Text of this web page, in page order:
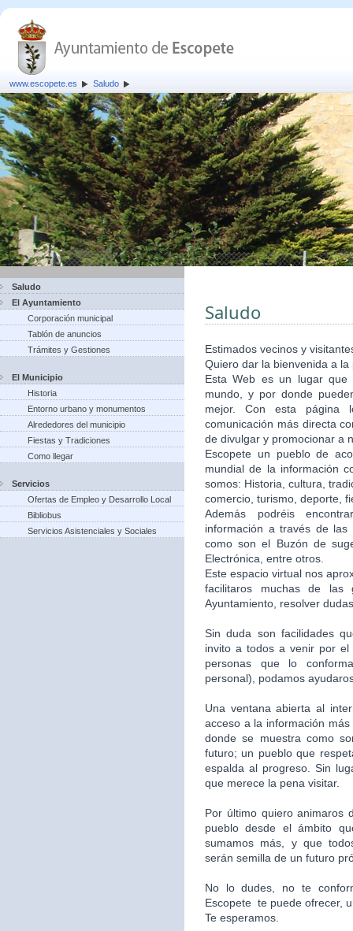
www.escopete.es Saludo
Saludo
El Ayuntamiento
Corporación municipal
Tablón de anuncios
Trámites y Gestiones
El Municipio
Historia
Entorno urbano y monumentos
Alrededores del municipio
Fiestas y Tradiciones
Como llegar
Servicios
Ofertas de Empleo y Desarrollo Local
Bibliobus
Servicios Asistenciales y Sociales
Saludo
Estimados vecinos y
Quiero dar la bienvenida a
Esta Web es un lugar
mundo, y por donde
mejor. Con esta página
comunicación más directa
de divulgar y promocionar a
Escopete un pueblo de
mundial de la información
somos: Historia, cultura,
comercio, turismo, deporte,
Además podréis
información a través de
como son el Buzón de
Electrónica, entre otros.
Este espacio virtual nos
facilitaros muchas de
Ayuntamiento, resolver
Sin duda son facilidades
invito a todos a venir por
personas que lo
personal), podamos
Una ventana abierta al
acceso a la información
donde se muestra como
futuro; un pueblo que
espalda al progreso. Sin
que merece la pena visitar.
Por último quiero animaros
pueblo desde el ámbito
sumamos más, y que
serán semilla de un futuro
No lo dudes, no te
Escopete te puede ofrecer,
Te esperamos.